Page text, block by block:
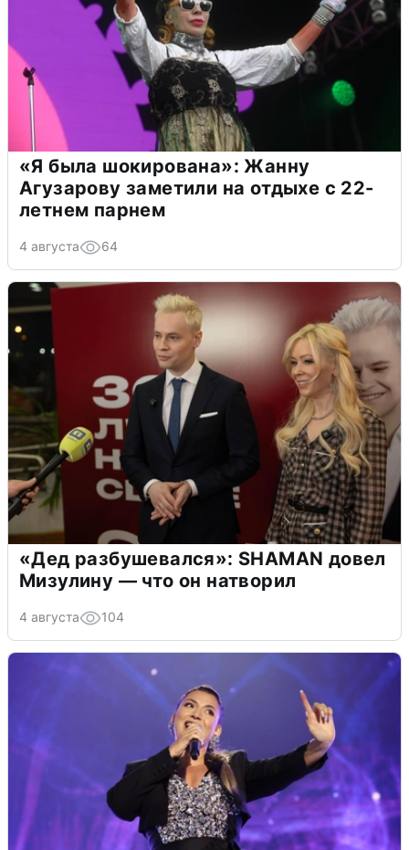
«Я была шокирована»: Жанну
Агузарову заметили на отдыхе с 22-
летнем парнем
4 августа 64
«Дед разбушевался»: SHAMAN довел
Мизулину — что он натворил
4 августа 104